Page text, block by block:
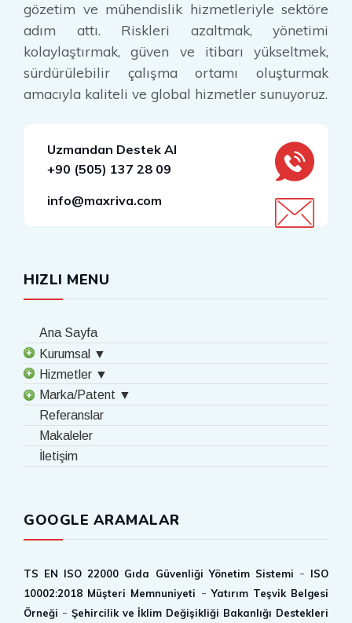
gözetim ve mühendislik hizmetleriyle sektöre
adım attı. Riskleri azaltmak, yönetimi
kolaylaştırmak, güven ve itibarı yükseltmek,
sürdürülebilir çalışma ortamı oluşturmak
amacıyla kaliteli ve global hizmetler sunuyoruz.
Uzmandan Destek Al
+90 (505) 137 28 09
info@maxriva.com
HIZLI MENU
Ana Sayfa
Kurumsal ▼
Hizmetler ▼
Marka/Patent ▼
Referanslar
Makaleler
İletişim
GOOGLE ARAMALAR
TS EN ISO 22000 Gıda Güvenliği Yönetim Sistemi - ISO
10002:2018 Müşteri Memnuniyeti -Yatırım Teşvik Belgesi
Örneği - Şehircilik ve İklim Değişikliği Bakanlığı Destekleri